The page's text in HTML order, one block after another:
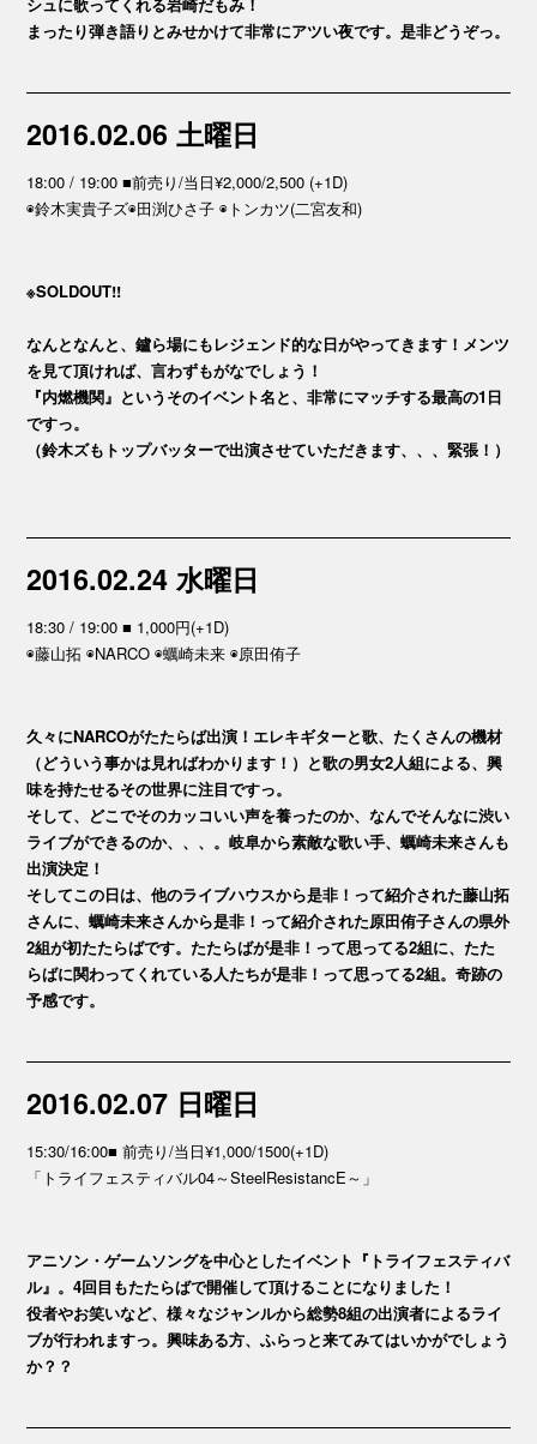
まったり弾き語りとみせかけて非常にアツい夜です。是非どうぞっ。
2016.02.06 土曜日
18:00 / 19:00 ■前売り/当日¥2,000/2,500 (+1D)
◉鈴木実貴子ズ◉田渕ひさ子 ◉トンカツ(二宮友和)
※SOLDOUT!!
なんとなんと、鑪ら場にもレジェンド的な日がやってきます！メンツ
を見て頂ければ、言わずもがなでしょう！
『内燃機関』というそのイベント名と、非常にマッチする最高の1日
ですっ。
（鈴木ズもトップバッターで出演させていただきます、、、緊張！）
2016.02.24 水曜日
18:30 / 19:00 ■ 1,000円(+1D)
◉藤山拓 ◉NARCO ◉蠣崎未来 ◉原田侑子
久々にNARCOがたたらば出演！エレキギターと歌、たくさんの機材
（どういう事かは見ればわかります！）と歌の男女2人組による、興
味を持たせるその世界に注目ですっ。
そして、どこでそのカッコいい声を養ったのか、なんでそんなに渋い
ライブができるのか、、、。岐阜から素敵な歌い手、蠣崎未来さんも
出演決定！
そしてこの日は、他のライブハウスから是非！って紹介された藤山拓
さんに、蠣崎未来さんから是非！って紹介された原田侑子さんの県外
2組が初たたらばです。たたらばが是非！って思ってる2組に、たた
らばに関わってくれている人たちが是非！って思ってる2組。奇跡の
予感です。
2016.02.07 日曜日
15:30/16:00■ 前売り/当日¥1,000/1500(+1D)
「トライフェスティバル04～SteelResistancE～」
アニソン・ゲームソングを中心としたイベント『トライフェスティバ
ル』。4回目もたたらばで開催して頂けることになりました！
役者やお笑いなど、様々なジャンルから総勢8組の出演者によるライ
ブが行われますっ。興味ある方、ふらっと来てみてはいかがでしょう
か？？